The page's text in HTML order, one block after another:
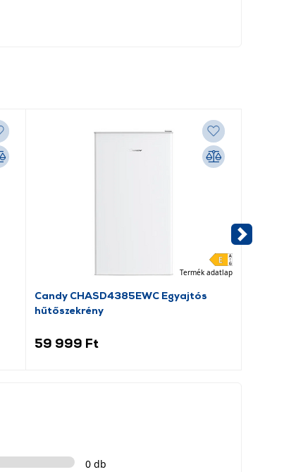
Termék adatlap
Candy CHASD4385EWC Egyajtós
hűtőszekrény
59 999 Ft
0 db